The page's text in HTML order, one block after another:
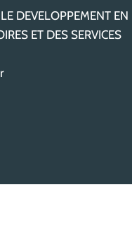
DEVELOPPEMENT EN
ET DES SERVICES